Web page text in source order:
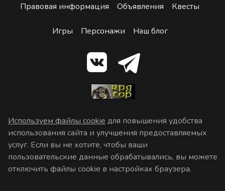
Правовая информация Объявления Квесты
Игры Персонажи Наш блог
Используем файлы cookie для повышения удобства
использования сайта и улучшения предоставляемых
услуг. Если вы не хотите, чтобы ваши
пользовательские данные обрабатывались, вы можете
отключить файлы cookie в настройках браузера.